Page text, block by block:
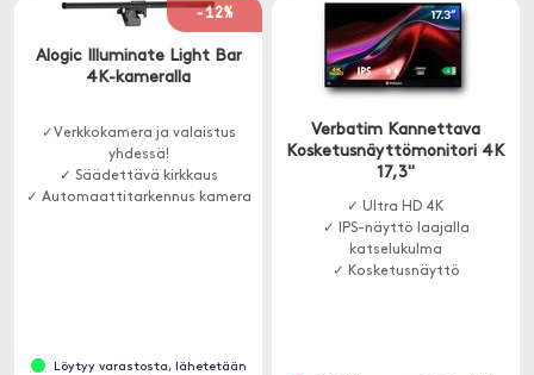
-12%
Alogic Illuminate Light Bar
4K-kameralla
✓Verkkokamera ja valaistus
yhdessä!
✓ Säädettävä kirkkaus
✓ Automaattitarkennus kamera
Löytyy varastosta, lähetetään
Verbatim Kannettava
Kosketusnäyttömonitori 4K
17,3"
✓ Ultra HD 4K
✓ IPS-näyttö laajalla
katselukulma
✓ Kosketusnäyttö